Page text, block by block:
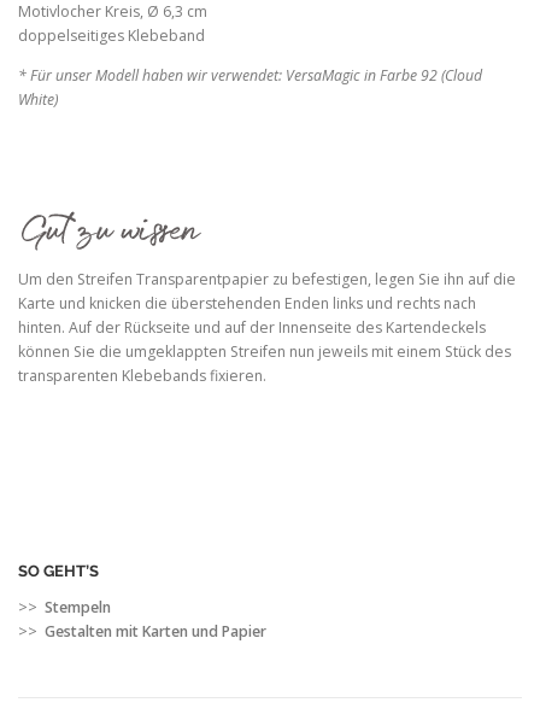
Motivlocher Kreis, Ø 6,3 cm
doppelseitiges Klebeband
* Für unser Modell haben wir verwendet: VersaMagic in Farbe 92 (Cloud
White)
Um den Streifen Transparentpapier zu befestigen, legen Sie ihn auf die
Karte und knicken die überstehenden Enden links und rechts nach
hinten. Auf der Rückseite und auf der Innenseite des Kartendeckels
können Sie die umgeklappten Streifen nun jeweils mit einem Stück des
transparenten Klebebands fixieren.
SO GEHT’S
>> Stempeln
>> Gestalten mit Karten und Papier